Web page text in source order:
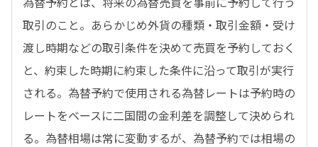
取引のこと。あらかじめ外貨の種類・取引金額・受け
渡し時期などの取引条件を決めて売買を予約しておく
と、約束した時期に約束した条件に沿って取引が実行
される。為替予約で使用される為替レートは予約時の
レートをベースに二国間の金利差を調整して決められ
る。為替相場は常に変動するが、為替予約では相場の